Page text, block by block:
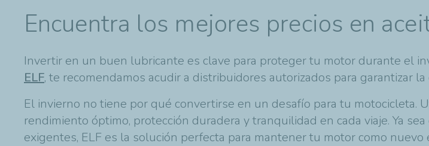
Encuentra los mejores precios en
Invertir en un buen lubricante es clave para proteger tu motor durante el
ELF, te recomendamos acudir a distribuidores autorizados para garantizar
El invierno no tiene por qué convertirse en un desafío para tu motocicleta.
rendimiento óptimo, protección duradera y tranquilidad en cada viaje. Ya
exigentes, ELF es la solución perfecta para mantener tu motor como nuevo